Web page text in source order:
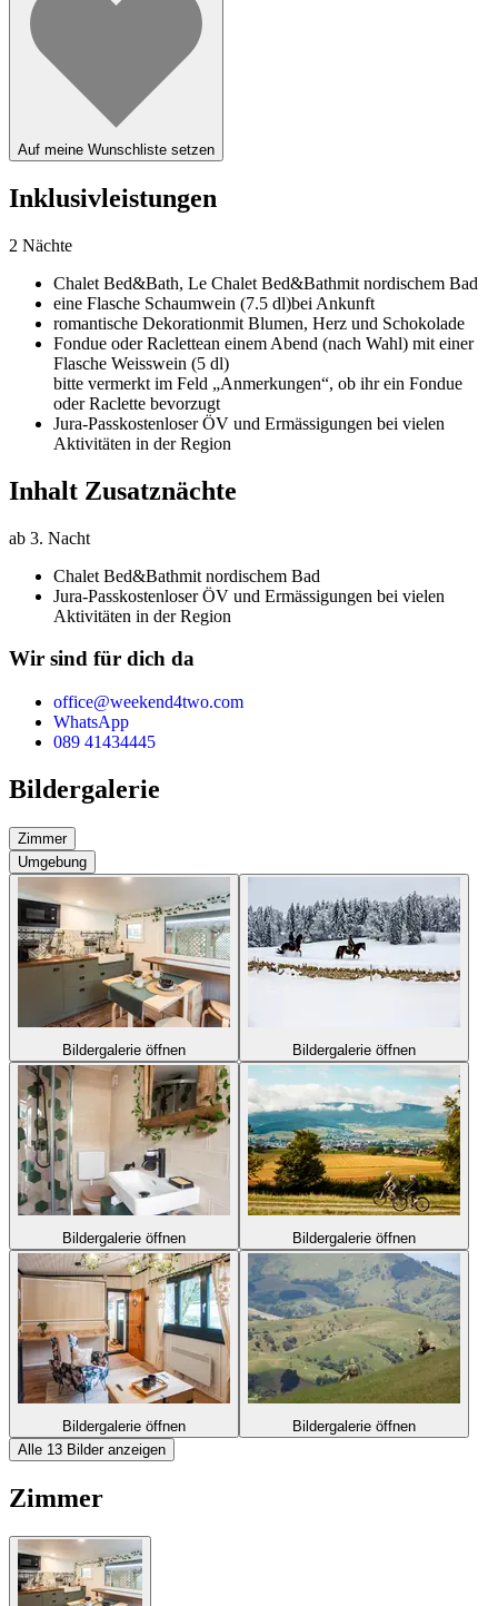
Auf meine Wunschliste setzen
Inklusivleistungen
2 Nächte
Chalet Bed&Bath, Le Chalet Bed&Bathmit nordischem Bad
eine Flasche Schaumwein (7.5 dl)bei Ankunft
romantische Dekorationmit Blumen, Herz und Schokolade
Fondue oder Raclettean einem Abend (nach Wahl) mit einer
Flasche Weisswein (5 dl)
bitte vermerkt im Feld „Anmerkungen“, ob ihr ein Fondue
oder Raclette bevorzugt
Jura-Passkostenloser ÖV und Ermässigungen bei vielen
Aktivitäten in der Region
Inhalt Zusatznächte
ab 3. Nacht
Chalet Bed&Bathmit nordischem Bad
Jura-Passkostenloser ÖV und Ermässigungen bei vielen
Aktivitäten in der Region
Wir sind für dich da
office@weekend4two.com
WhatsApp
089 41434445
Bildergalerie
Zimmer
Umgebung
Bildergalerie öffnen Bildergalerie öffnen
Bildergalerie öffnen Bildergalerie öffnen
Bildergalerie öffnen
Bildergalerie öffnen
Alle 13 Bilder anzeigen
Zimmer